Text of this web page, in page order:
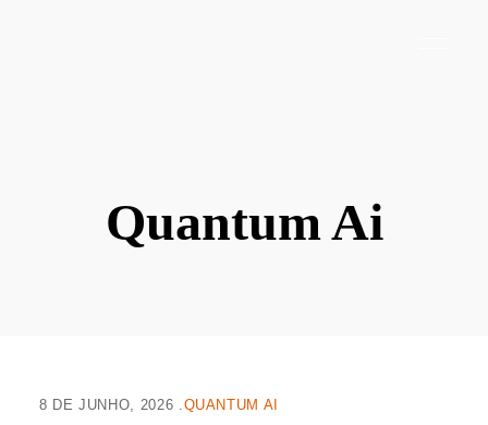
Quantum Ai
8 DE JUNHO, 2026 QUANTUM AI